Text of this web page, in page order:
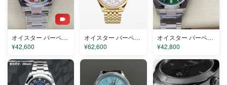
オイスター パーペチュアル M126000-0009 コピー
¥42,600
オイスター パーペチュアル 1908-52508 コピー
¥62,600
オイスター パーペチュアル 18290GN コピー
¥42,800